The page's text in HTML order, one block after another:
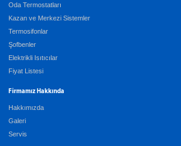
Oda Termostatları
Kazan ve Merkezi Sistemler
Termosifonlar
Şofbenler
Elektrikli Isıtıcılar
Fiyat Listesi
Firmamız Hakkında
Hakkımızda
Galeri
Servis